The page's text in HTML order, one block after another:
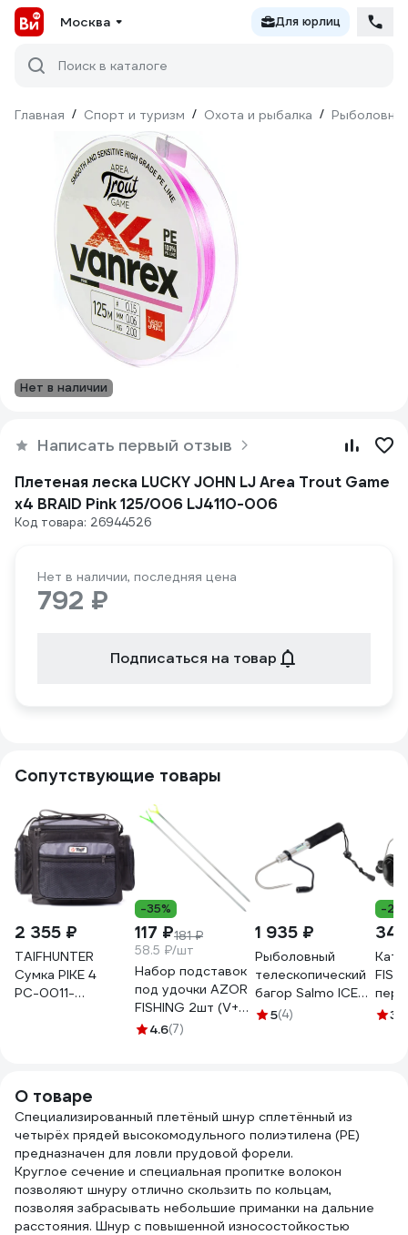
Москва Для юрлиц
Поиск в каталоге
Главная / Спорт и туризм / Охота и рыбалка /
Нет в наличии
Написать первый отзыв
Плетеная леска LUCKY JOHN LJ Area Trout Game
х4 BRAID Pink 125/006 LJ4110-006
Код товара: 26944526
Нет в наличии, последняя цена
792 ₽
Подписаться на товар
Сопутствующие товары
2 355 ₽
TAIFHUNTER
Сумка PIKE 4
РС-0011-
-35%
117 ₽181 ₽
58.5 ₽/шт
Набор подставок
под удочки AZOR
FISHING 2шт (V+U),
металл 338-365
4.6(7)
1 935 ₽
Рыболовный
телескопический
багор Salmo ICE
GAFF 62 ZG-62
5(4)
-
FISHING
3
О товаре
Специализированный плетёный шнур сплетённый из
четырёх прядей высокомодульного полиэтилена (PE)
предназначен для ловли прудовой форели.
Круглое сечение и специальная пропитке волокон
позволяют шнуру отлично скользить по кольцам,
позволяя забрасывать небольшие приманки на дальние
расстояния. Шнур с повышенной износостойкостью